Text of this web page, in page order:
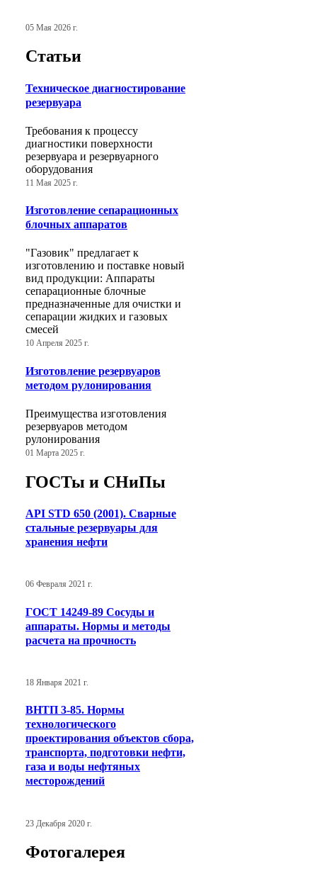
05 Мая 2026 г.
Статьи
Техническое диагностирование
резервуара
Требования к процессу
диагностики поверхности
резервуара и резервуарного
оборудования
11 Мая 2025 г.
Изготовление сепарационных
блочных аппаратов
"Газовик" предлагает к
изготовлению и поставке новый
вид продукции: Аппараты
сепарационные блочные
предназначенные для очистки и
сепарации жидких и газовых
смесей
10 Апреля 2025 г.
Изготовление резервуаров
методом рулонирования
Преимущества изготовления
резервуаров методом
рулонирования
01 Марта 2025 г.
ГОСТы и СНиПы
API STD 650 (2001). Сварные
стальные резервуары для
хранения нефти
06 Февраля 2021 г.
ГОСТ 14249-89 Сосуды и
аппараты. Нормы и методы
расчета на прочность
18 Января 2021 г.
ВНТП 3-85. Нормы
технологического
проектирования объектов сбора,
транспорта, подготовки нефти,
газа и воды нефтяных
месторождений
23 Декабря 2020 г.
Фотогалерея